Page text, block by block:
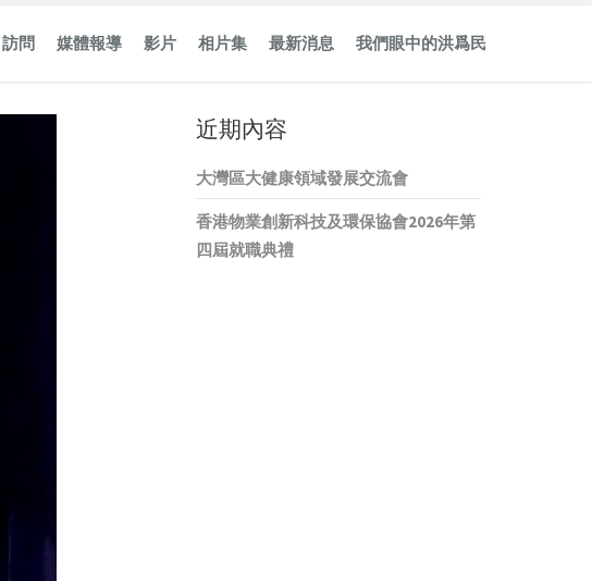
訪問 媒體報導 影片 相片集 最新消息 我們眼中的洪爲民
近期內容
大灣區大健康領域發展交流會
香港物業創新科技及環保協會2026年第
四屆就職典禮